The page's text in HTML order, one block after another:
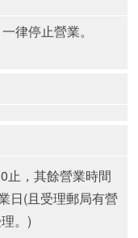
律停止營業。
止，其餘營業時間
日(且受理郵局有營
。)